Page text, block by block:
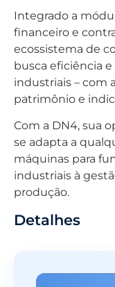
Integrado a
financeiro e
ecossistema de
busca eficiência
industriais – com
patrimônio e
Com a DN4, sua
se adapta a
máquinas para
industriais à
produção.
Detalhes